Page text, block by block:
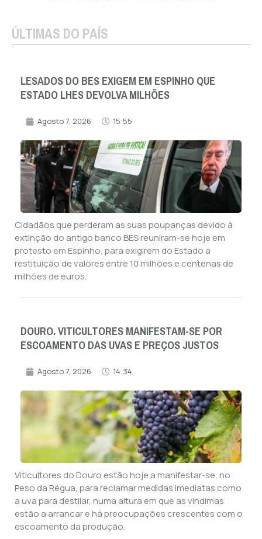
ÚLTIMAS DO PAÍS
LESADOS DO BES EXIGEM EM ESPINHO QUE
ESTADO LHES DEVOLVA MILHÕES
Agosto 7, 2026 15:55
Cidadãos que perderam as suas poupanças devido à
extinção do antigo banco BES reuniram-se hoje em
protesto em Espinho, para exigirem do Estado a
restituição de valores entre 10 milhões e centenas de
milhões de euros.
DOURO. VITICULTORES MANIFESTAM-SE POR
ESCOAMENTO DAS UVAS E PREÇOS JUSTOS
Agosto 7, 2026 14:34
Viticultores do Douro estão hoje a manifestar-se, no
Peso da Régua, para reclamar medidas imediatas como
a uva para destilar, numa altura em que as vindimas
estão a arrancar e há preocupações crescentes com o
escoamento da produção.